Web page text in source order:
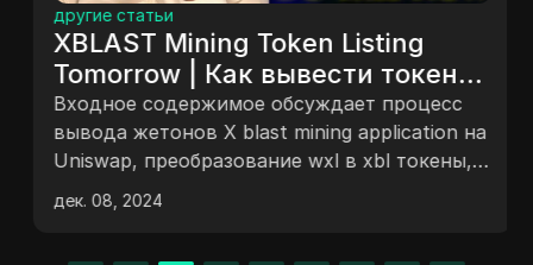
другие статьи
XBLAST Mining Token Listing
Tomorrow | Как вывести токен
$XBL Полное руководство
#airdropfree
Входное содержимое обсуждает процесс
вывода жетонов X blast mining application на
Uniswap, преобразование wxl в xbl токены,
комиссии за газ, создание кошелька,
использование рудоподготовительного
дек. 08, 2024